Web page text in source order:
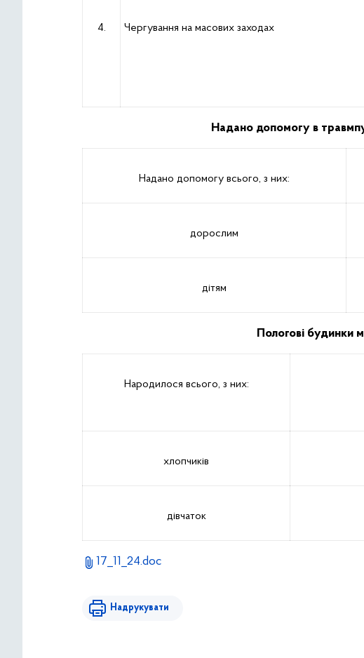
4. Чергування на масових заходах
Надано допомогу в
Надано допомогу всього, з них:
дорослим
дітям
Пологові будинки
Народилося всього, з них:
хлопчиків
дівчаток
17_11_24.doc
Надрукувати